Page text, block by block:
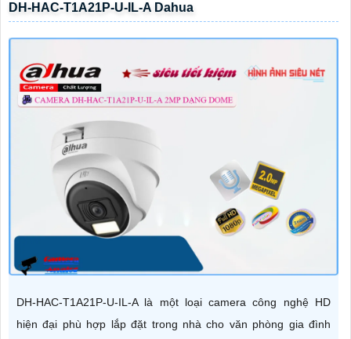
DH-HAC-T1A21P-U-IL-A Dahua
DH-HAC-T1A21P-U-IL-A là một loại camera công nghệ HD
hiện đại phù hợp lắp đặt trong nhà cho văn phòng gia đình